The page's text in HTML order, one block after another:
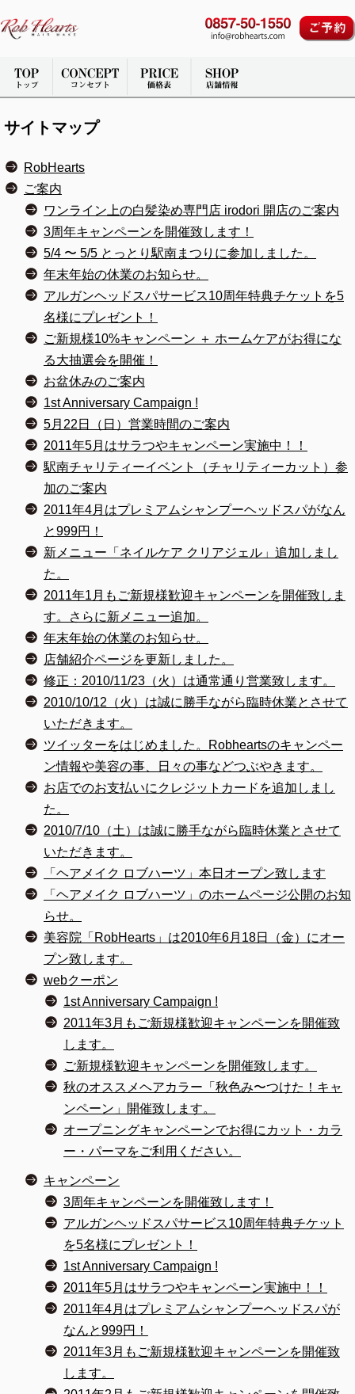
サイトマップ
RobHearts
ご案内
ワンライン上の白髪染め専門店 irodori 開店のご案内
3周年キャンペーンを開催致します！
5/4 〜 5/5 とっとり駅南まつりに参加しました。
年末年始の休業のお知らせ。
アルガンヘッドスパサービス10周年特典チケットを5
名様にプレゼント！
ご新規様10%キャンペーン ＋ ホームケアがお得にな
る大抽選会を開催！
お盆休みのご案内
1st Anniversary Campaign !
5月22日（日）営業時間のご案内
2011年5月はサラつやキャンペーン実施中！！
駅南チャリティーイベント（チャリティーカット）参
加のご案内
2011年4月はプレミアムシャンプーヘッドスパがなん
と999円！
新メニュー「ネイルケア クリアジェル」追加しまし
た。
2011年1月もご新規様歓迎キャンペーンを開催致しま
す。さらに新メニュー追加。
年末年始の休業のお知らせ。
店舗紹介ページを更新しました。
修正：2010/11/23（火）は通常通り営業致します。
2010/10/12（火）は誠に勝手ながら臨時休業とさせて
いただきます。
ツイッターをはじめました。Robheartsのキャンペー
ン情報や美容の事、日々の事などつぶやきます。
お店でのお支払いにクレジットカードを追加しまし
た。
2010/7/10（土）は誠に勝手ながら臨時休業とさせて
いただきます。
「ヘアメイク ロブハーツ」本日オープン致します
「ヘアメイク ロブハーツ」のホームページ公開のお知
らせ。
美容院「RobHearts」は2010年6月18日（金）にオー
プン致します。
webクーポン
1st Anniversary Campaign !
2011年3月もご新規様歓迎キャンペーンを開催致
します。
ご新規様歓迎キャンペーンを開催致します。
秋のオススメヘアカラー「秋色み〜つけた！キャ
ンペーン」開催致します。
オープニングキャンペーンでお得にカット・カラ
ー・パーマをご利用ください。
キャンペーン
3周年キャンペーンを開催致します！
アルガンヘッドスパサービス10周年特典チケット
を5名様にプレゼント！
1st Anniversary Campaign !
2011年5月はサラつやキャンペーン実施中！！
2011年4月はプレミアムシャンプーヘッドスパが
なんと999円！
2011年3月もご新規様歓迎キャンペーンを開催致
します。